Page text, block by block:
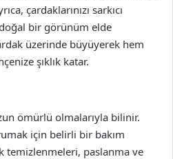
çardaklarınızı sarkıcı
bir görünüm elde
üzerinde büyüyerek hem
şıklık katar.
ömürlü olmalarıyla bilinir.
için belirli bir bakım
temizlenmeleri, paslanma ve